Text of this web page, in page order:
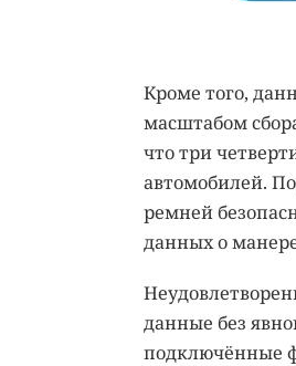
Кроме того,
масштабом
что три
автомобилей.
ремней
данных о
данные без
подключённые